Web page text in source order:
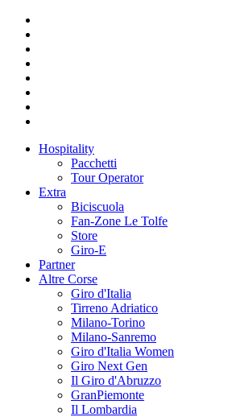
Hospitality
Pacchetti
Tour Operator
Extra
Biciscuola
Fan-Zone Le Tolfe
Store
Giro-E
Partner
Altre Corse
Giro d'Italia
Tirreno Adriatico
Milano-Torino
Milano-Sanremo
Giro d'Italia Women
Giro Next Gen
Il Giro d'Abruzzo
GranPiemonte
Il Lombardia